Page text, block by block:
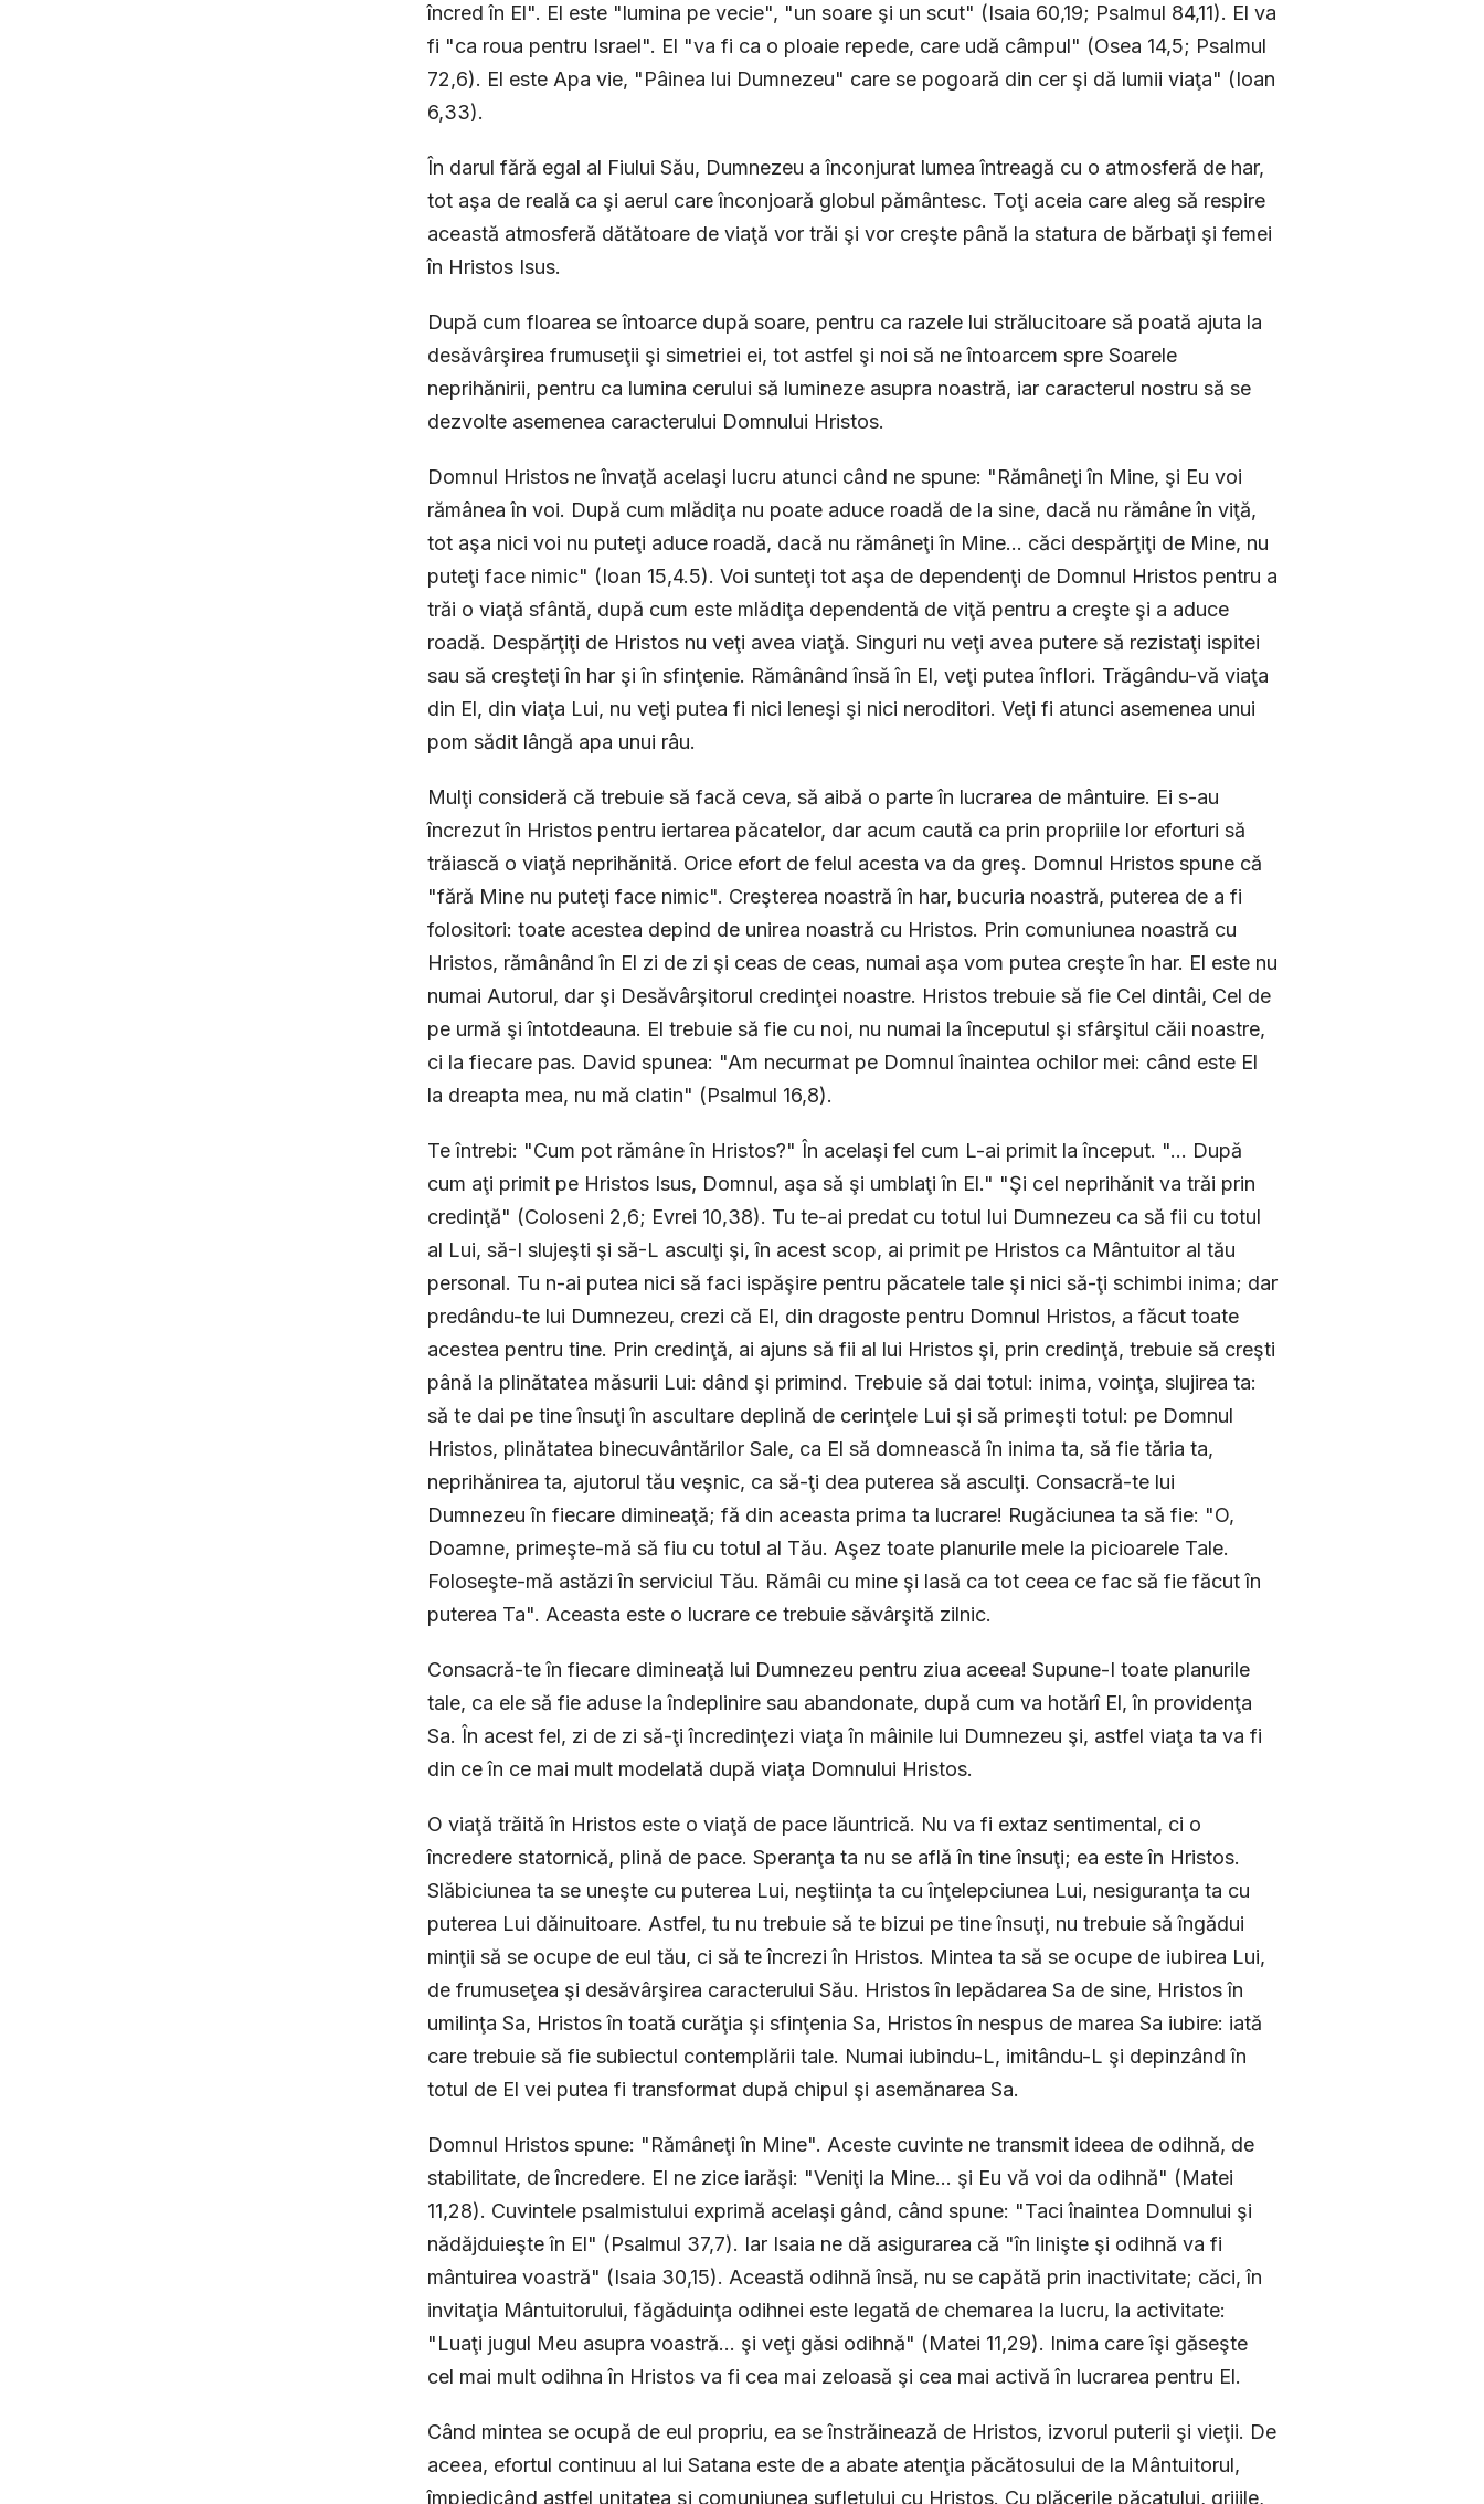
încred în El". El este "lumina pe vecie", "un soare şi un scut" (Isaia 60,19; Psalmul 84,11). El va
fi "ca roua pentru Israel". El "va fi ca o ploaie repede, care udă câmpul" (Osea 14,5; Psalmul
72,6). El este Apa vie, "Pâinea lui Dumnezeu" care se pogoară din cer şi dă lumii viaţa" (Ioan
6,33).
În darul fără egal al Fiului Său, Dumnezeu a înconjurat lumea întreagă cu o atmosferă de har,
tot aşa de reală ca şi aerul care înconjoară globul pământesc. Toţi aceia care aleg să respire
această atmosferă dătătoare de viaţă vor trăi şi vor creşte până la statura de bărbaţi şi femei
în Hristos Isus.
După cum floarea se întoarce după soare, pentru ca razele lui strălucitoare să poată ajuta la
desăvârşirea frumuseţii şi simetriei ei, tot astfel şi noi să ne întoarcem spre Soarele
neprihănirii, pentru ca lumina cerului să lumineze asupra noastră, iar caracterul nostru să se
dezvolte asemenea caracterului Domnului Hristos.
Domnul Hristos ne învaţă acelaşi lucru atunci când ne spune: "Rămâneţi în Mine, şi Eu voi
rămânea în voi. După cum mlădiţa nu poate aduce roadă de la sine, dacă nu rămâne în viţă,
tot aşa nici voi nu puteţi aduce roadă, dacă nu rămâneţi în Mine... căci despărţiţi de Mine, nu
puteţi face nimic" (Ioan 15,4.5). Voi sunteţi tot aşa de dependenţi de Domnul Hristos pentru a
trăi o viaţă sfântă, după cum este mlădiţa dependentă de viţă pentru a creşte şi a aduce
roadă. Despărţiţi de Hristos nu veţi avea viaţă. Singuri nu veţi avea putere să rezistaţi ispitei
sau să creşteţi în har şi în sfinţenie. Rămânând însă în El, veţi putea înflori. Trăgându-vă viaţa
din El, din viaţa Lui, nu veţi putea fi nici leneşi şi nici neroditori. Veţi fi atunci asemenea unui
pom sădit lângă apa unui râu.
Mulţi consideră că trebuie să facă ceva, să aibă o parte în lucrarea de mântuire. Ei s-au
încrezut în Hristos pentru iertarea păcatelor, dar acum caută ca prin propriile lor eforturi să
trăiască o viaţă neprihănită. Orice efort de felul acesta va da greş. Domnul Hristos spune că
"fără Mine nu puteţi face nimic". Creşterea noastră în har, bucuria noastră, puterea de a fi
folositori: toate acestea depind de unirea noastră cu Hristos. Prin comuniunea noastră cu
Hristos, rămânând în El zi de zi şi ceas de ceas, numai aşa vom putea creşte în har. El este nu
numai Autorul, dar şi Desăvârşitorul credinţei noastre. Hristos trebuie să fie Cel dintâi, Cel de
pe urmă şi întotdeauna. El trebuie să fie cu noi, nu numai la începutul şi sfârşitul căii noastre,
ci la fiecare pas. David spunea: "Am necurmat pe Domnul înaintea ochilor mei: când este El
la dreapta mea, nu mă clatin" (Psalmul 16,8).
Te întrebi: "Cum pot rămâne în Hristos?" În acelaşi fel cum L-ai primit la început. "... După
cum aţi primit pe Hristos Isus, Domnul, aşa să şi umblaţi în El." "Şi cel neprihănit va trăi prin
credinţă" (Coloseni 2,6; Evrei 10,38). Tu te-ai predat cu totul lui Dumnezeu ca să fii cu totul
al Lui, să-I slujeşti şi să-L asculţi şi, în acest scop, ai primit pe Hristos ca Mântuitor al tău
personal. Tu n-ai putea nici să faci ispăşire pentru păcatele tale şi nici să-ţi schimbi inima; dar
predându-te lui Dumnezeu, crezi că El, din dragoste pentru Domnul Hristos, a făcut toate
acestea pentru tine. Prin credinţă, ai ajuns să fii al lui Hristos şi, prin credinţă, trebuie să creşti
până la plinătatea măsurii Lui: dând şi primind. Trebuie să dai totul: inima, voinţa, slujirea ta:
să te dai pe tine însuţi în ascultare deplină de cerinţele Lui şi să primeşti totul: pe Domnul
Hristos, plinătatea binecuvântărilor Sale, ca El să domnească în inima ta, să fie tăria ta,
neprihănirea ta, ajutorul tău veşnic, ca să-ţi dea puterea să asculţi. Consacră-te lui
Dumnezeu în fiecare dimineaţă; fă din aceasta prima ta lucrare! Rugăciunea ta să fie: "O,
Doamne, primeşte-mă să fiu cu totul al Tău. Aşez toate planurile mele la picioarele Tale.
Foloseşte-mă astăzi în serviciul Tău. Rămâi cu mine şi lasă ca tot ceea ce fac să fie făcut în
puterea Ta". Aceasta este o lucrare ce trebuie săvârşită zilnic.
Consacră-te în fiecare dimineaţă lui Dumnezeu pentru ziua aceea! Supune-I toate planurile
tale, ca ele să fie aduse la îndeplinire sau abandonate, după cum va hotărî El, în providenţa
Sa. În acest fel, zi de zi să-ţi încredinţezi viaţa în mâinile lui Dumnezeu şi, astfel viaţa ta va fi
din ce în ce mai mult modelată după viaţa Domnului Hristos.
O viaţă trăită în Hristos este o viaţă de pace lăuntrică. Nu va fi extaz sentimental, ci o
încredere statornică, plină de pace. Speranţa ta nu se află în tine însuţi; ea este în Hristos.
Slăbiciunea ta se uneşte cu puterea Lui, neştiinţa ta cu înţelepciunea Lui, nesiguranţa ta cu
puterea Lui dăinuitoare. Astfel, tu nu trebuie să te bizui pe tine însuţi, nu trebuie să îngădui
minţii să se ocupe de eul tău, ci să te încrezi în Hristos. Mintea ta să se ocupe de iubirea Lui,
de frumuseţea şi desăvârşirea caracterului Său. Hristos în lepădarea Sa de sine, Hristos în
umilinţa Sa, Hristos în toată curăţia şi sfinţenia Sa, Hristos în nespus de marea Sa iubire: iată
care trebuie să fie subiectul contemplării tale. Numai iubindu-L, imitându-L şi depinzând în
totul de El vei putea fi transformat după chipul şi asemănarea Sa.
Domnul Hristos spune: "Rămâneţi în Mine". Aceste cuvinte ne transmit ideea de odihnă, de
stabilitate, de încredere. El ne zice iarăşi: "Veniţi la Mine... şi Eu vă voi da odihnă" (Matei
11,28). Cuvintele psalmistului exprimă acelaşi gând, când spune: "Taci înaintea Domnului şi
nădăjduieşte în El" (Psalmul 37,7). Iar Isaia ne dă asigurarea că "în linişte şi odihnă va fi
mântuirea voastră" (Isaia 30,15). Această odihnă însă, nu se capătă prin inactivitate; căci, în
invitaţia Mântuitorului, făgăduinţa odihnei este legată de chemarea la lucru, la activitate:
"Luaţi jugul Meu asupra voastră... şi veţi găsi odihnă" (Matei 11,29). Inima care îşi găseşte
cel mai mult odihna în Hristos va fi cea mai zeloasă şi cea mai activă în lucrarea pentru El.
Când mintea se ocupă de eul propriu, ea se înstrăinează de Hristos, izvorul puterii şi vieţii. De
aceea, efortul continuu al lui Satana este de a abate atenţia păcătosului de la Mântuitorul,
împiedicând astfel unitatea şi comuniunea sufletului cu Hristos. Cu plăcerile păcatului, grijile,